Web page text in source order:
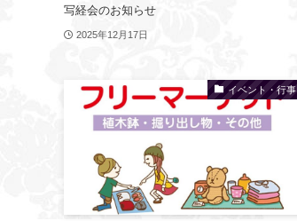
写経会のお知らせ
2025年12月17日
イベント・行事